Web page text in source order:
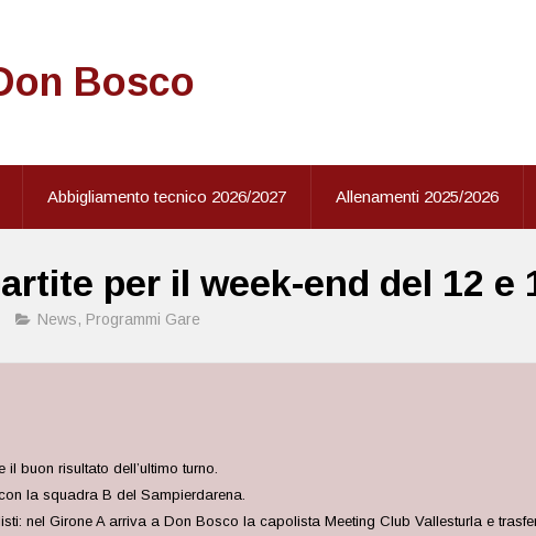
Bosco
Abbigliamento tecnico 2026/2027 Allenamenti 2025/2026
per il week-end del 12 e
News, Programmi Gare
buon risultato dell’ultimo turno.
la squadra B del Sampierdarena.
nel Girone A arriva a Don Bosco la capolista Meeting Club Vallesturla e